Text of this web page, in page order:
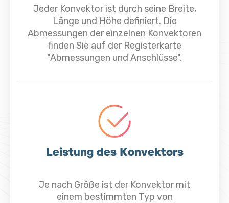
Jeder Konvektor ist durch seine Breite,
Länge und Höhe definiert. Die
Abmessungen der einzelnen Konvektoren
finden Sie auf der Registerkarte
"Abmessungen und Anschlüsse".
Leistung des Konvektors
Je nach Größe ist der Konvektor mit
einem bestimmten Typ von